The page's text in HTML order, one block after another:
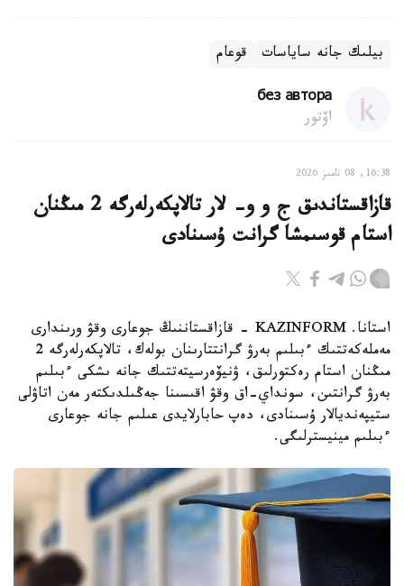
بيلىك جانە ساياسات قوعام
без автора
اۆتور
16:38, 08 تامىز 2026
قازاقستاندىق ج و و- لار تالاپكەرلەرگە 2 مىڭنان
استام قوسىمشا گرانت ۇسىنادى
استانا. KAZINFORM - قازاقستاننىڭ جوعارى وقۋ ورىندارى
مەملەكەتتىك ءبىلىم بەرۋ گرانتتارىنان بولەك، تالاپكەرلەرگە 2
مىڭنان استام رەكتورلىق، ۋنيۆەرسيتەتتىك جانە ىشكى ءبىلىم
بەرۋ گرانتىن، سونداي-اق وقۋ اقىسىنا جەڭىلدىكتەر مەن اتاۋلى
ستيپەنديالار ۇسىنادى، دەپ حابارلايدى عىلىم جانە جوعارى
ءبىلىم مينيسترلىگى.